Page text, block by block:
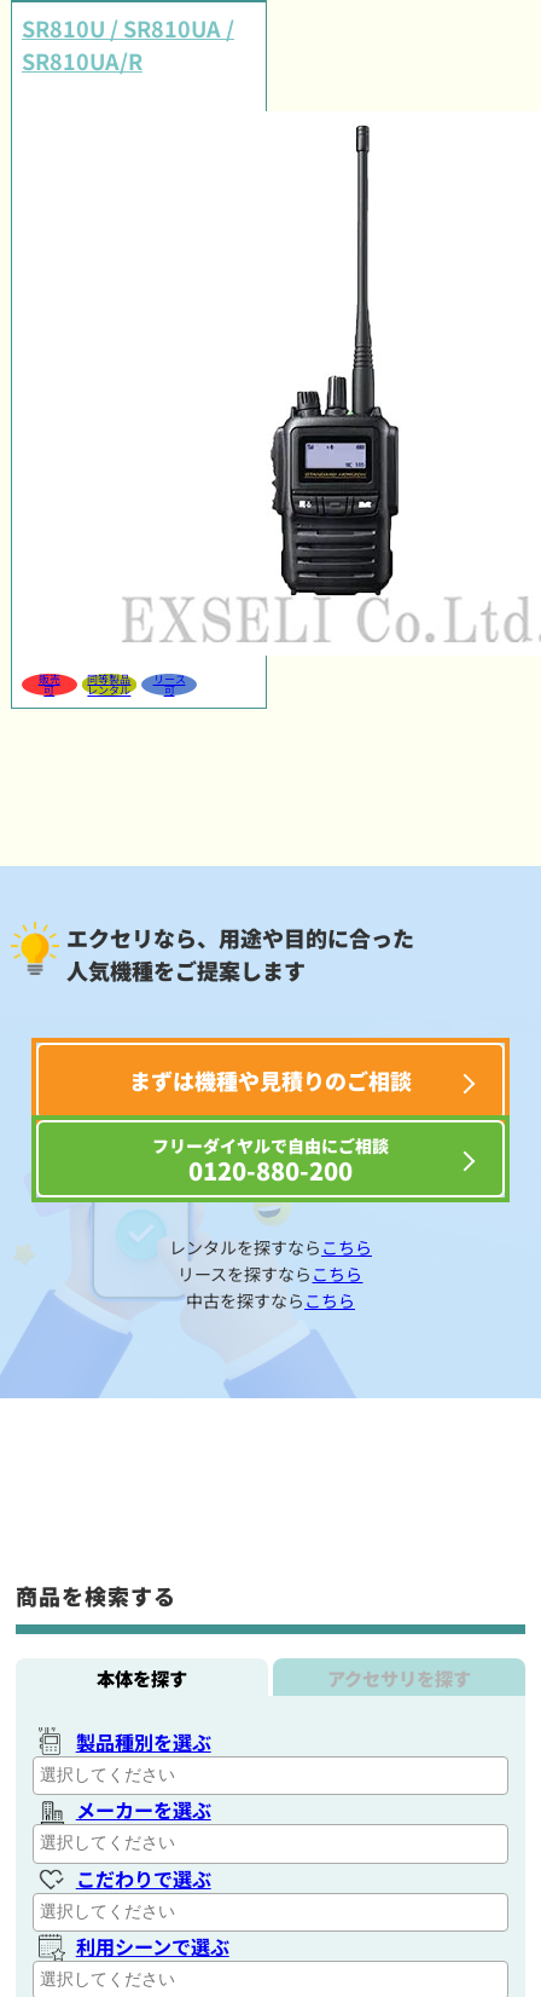
SR810U / SR810UA /
SR810UA/R
販売
可
同等製品
レンタル
リース
可
エクセリなら、用途や目的に合った
人気機種をご提案します
まずは機種や見積りのご相談
フリーダイヤルで自由にご相談
0120-880-200
レンタルを探すなら こちら
リースを探すなら こちら
中古を探すなら こちら
商品を検索する
本体を探す アクセサリを探す
製品種別を選ぶ
メーカーを選ぶ
こだわりで選ぶ
利用シーンで選ぶ